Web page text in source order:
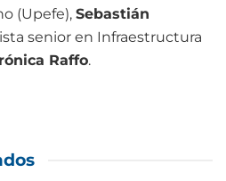
(Upefe), Sebastián
senior en Infraestructura
Raffo.